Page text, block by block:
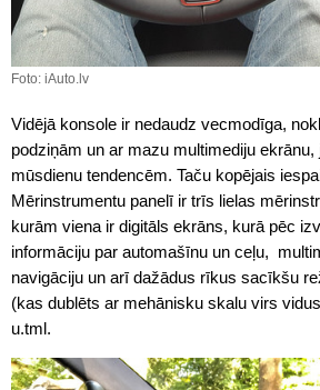
Foto: iAuto.lv
Vidējā konsole ir nedaudz vecmodīga,
podziņām un ar mazu multimediju
mūsdienu tendencēm. Taču kopējais
Mērinstrumentu panelī ir trīs lielas
kurām viena ir digitāls ekrāns, kurā pēc
informāciju par automašīnu un ceļu,
navigāciju un arī dažādus rīkus sacīkšu
(kas dublēts ar mehānisku skalu virs
u.tml.